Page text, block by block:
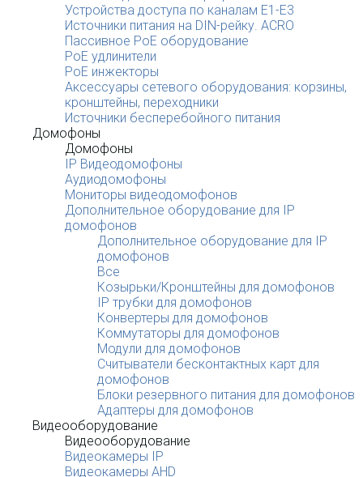
Устройства доступа по каналам E1-E3
Источники питания на DIN-рейку. ACRO
Пассивное PoE оборудование
PoE удлинители
PoE инжекторы
Аксессуары сетевого оборудования: корзины,
кронштейны, переходники
Источники бесперебойного питания
Домофоны
Домофоны
IP Видеодомофоны
Аудиодомофоны
Мониторы видеодомофонов
Дополнительное оборудование для IP
домофонов
Дополнительное оборудование для IP
домофонов
Все
Козырьки/Кронштейны для домофонов
IP трубки для домофонов
Конвертеры для домофонов
Коммутаторы для домофонов
Модули для домофонов
Считыватели бесконтактных карт для
домофонов
Блоки резервного питания для домофонов
Адаптеры для домофонов
Видеооборудование
Видеооборудование
Видеокамеры IP
Видеокамеры AHD